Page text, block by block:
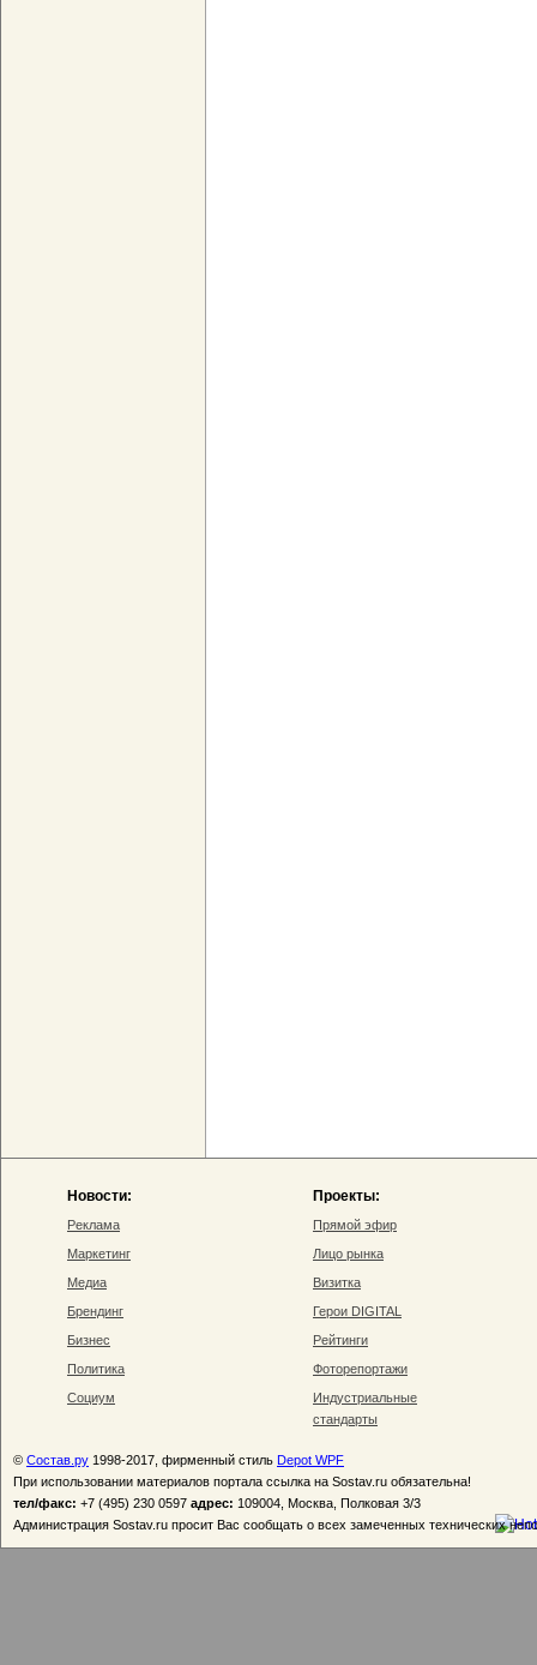
Новости:
Реклама
Маркетинг
Медиа
Брендинг
Бизнес
Политика
Социум
Проекты:
Прямой эфир
Лицо рынка
Визитка
Герои DIGITAL
Рейтинги
Фоторепортажи
Индустриальные
стандарты
© Состав.ру 1998-2017, фирменный стиль Depot WPF
При использовании материалов портала ссылка на Sostav.ru обязательна!
тел/факс: +7 (495) 230 0597 адрес: 109004, Москва, Полковая 3/3
Администрация Sostav.ru просит Вас сообщать о всех замеченных технических